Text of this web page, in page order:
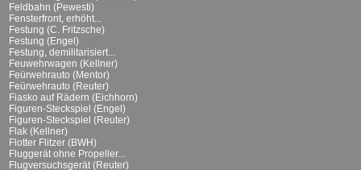
Feldbahn (Pewesti)
Fensterfront, erhöht...
Festung (C. Fritzsche)
Festung (Engel)
Festung, demilitarisiert...
Feuwehrwagen (Kellner)
Feürwehrauto (Mentor)
Feürwehrauto (Reuter)
Fiasko auf Rädern (Eichhorn)
Figuren-Steckspiel (Engel)
Figuren-Steckspiel (Reuter)
Flak (Kellner)
Flotter Flitzer (BWH)
Fluggerät ohne Propeller...
Flugversuchsgerät (Reuter)